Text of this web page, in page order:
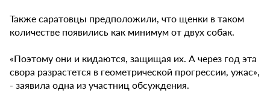
Также саратовцы предположили, что щенки в таком
количестве появились как минимум от двух собак.
«Поэтому они и кидаются, защищая их. А через год эта
свора разрастется в геометрической прогрессии, ужас»,
- заявила одна из участниц обсуждения.